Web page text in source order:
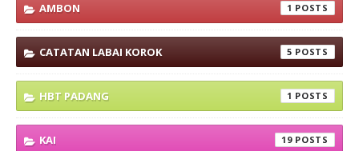
AMBON 1
CATATAN LABAI KOROK 5
HBT PADANG 1
KAI 19